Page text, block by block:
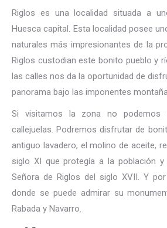
Riglos es una localidad situada a
Huesca capital. Esta localidad posee
naturales más impresionantes de la
Riglos custodian este bonito pueblo y
las calles nos da la oportunidad de
panorama bajo las imponentes
Si visitamos la zona no podemos
callejuelas. Podremos disfrutar de
antiguo lavadero, el molino de aceite,
siglo XI que protegía a la población
Señora de Riglos del siglo XVII. Y
donde se puede admirar su
Rabada y Navarro.